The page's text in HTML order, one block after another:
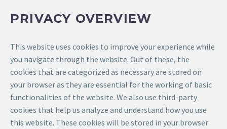
PRIVACY OVERVIEW
This website uses cookies to improve your experience while
you navigate through the website. Out of these, the
cookies that are categorized as necessary are stored on
your browser as they are essential for the working of basic
functionalities of the website. We also use third-party
cookies that help us analyze and understand how you use
this website. These cookies will be stored in your browser